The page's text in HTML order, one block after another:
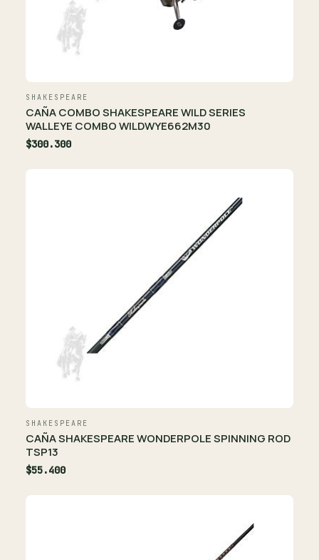
SHAKESPEARE
CAÑA COMBO SHAKESPEARE WILD SERIES
WALLEYE COMBO WILDWYE662M30
$300.300
SHAKESPEARE
CAÑA SHAKESPEARE WONDERPOLE SPINNING ROD
TSP13
$55.400